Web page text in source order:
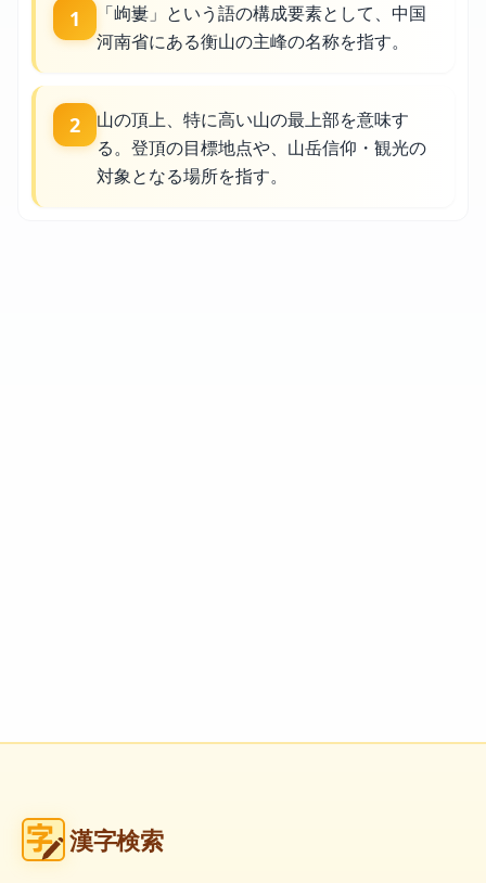
1
「岣㟺」という語の構成要素として、中国
河南省にある衡山の主峰の名称を指す。
2
山の頂上、特に高い山の最上部を意味す
る。登頂の目標地点や、山岳信仰・観光の
対象となる場所を指す。
漢字検索